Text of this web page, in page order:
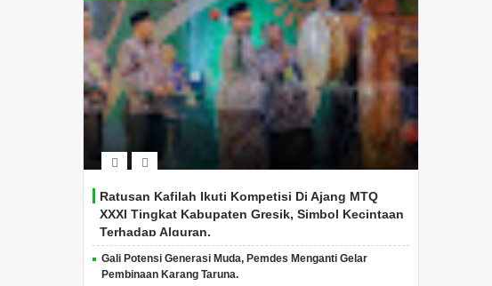
Ratusan Kafilah Ikuti Kompetisi Di Ajang MTQ
XXXI Tingkat Kabupaten Gresik, Simbol Kecintaan
Terhadap Alquran.
Gali Potensi Generasi Muda, Pemdes Menganti Gelar
Pembinaan Karang Taruna.